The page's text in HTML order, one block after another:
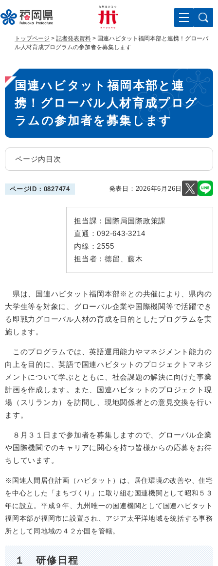
ー
ジ
す
。
ニ
ュ
し
て
トップページ > 記者発表資料 > 国連ハビタット福岡本部と連携！グローバ
ル人材育成プログラムの参加者を募集します
本
文
国連ハビタット福岡本部と連
携！グローバル人材育成プログ
ラムの参加者を募集します
ページ内目次
ページID：0827474 発表日： 2026年6月26日
担当課： 国際局国際政策課
直通：092-643-3214
内線： 2555
担当者： 徳留、藤木
県は、国連ハビタット福岡本部※との共催により、県内の
大学生等を対象に、グローバル企業や国際機関等で活躍でき
る即戦力グローバル人材の育成を目的としたプログラムを実
施します。
このプログラムでは、英語運用能力やマネジメント能力の
向上を目的に、英語で国連ハビタットのプロジェクトマネジ
メントについて学ぶとともに、社会課題の解決に向けた事業
計画を作成します。また、国連ハビタットのプロジェクト現
場（スリランカ）を訪問し、現地関係者との意見交換を行い
ます。
８月３１日まで参加者を募集しますので、グローバル企業
や国際機関でのキャリアに関心を持つ皆様からの応募をお待
ちしています。
※国連人間居住計画（ハビタット）は、居住環境の改善や、住宅
を中心とした「まちづくり」に取り組む国連機関として昭和５３
年に設立。平成９年、九州唯一の国連機関として国連ハビタット
福岡本部が福岡市に設置され、アジア太平洋地域を統括する事務
所として同地域の４２か国を管轄。
１ 研修日程